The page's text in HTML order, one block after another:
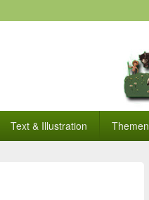
Text & Illustration Themen